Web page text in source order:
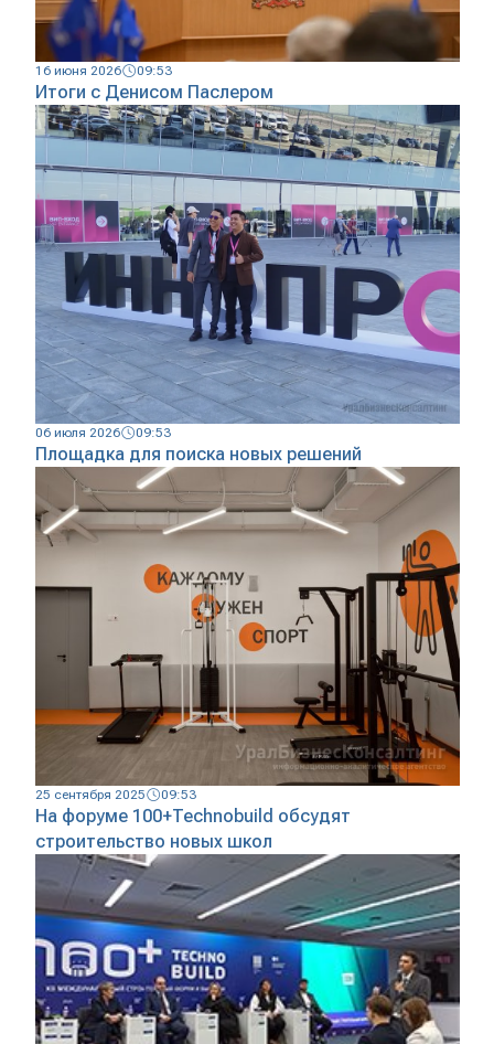
16 июня 2026 09:53
Итоги с Денисом Паслером
06 июля 2026 09:53
Площадка для поиска новых решений
25 сентября 2025 09:53
На форуме 100+Technobuild обсудят
строительство новых школ